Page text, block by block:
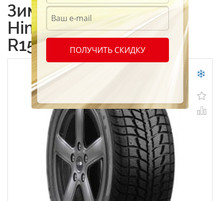
Зимние шины Federal
Himalaya WS2 185/55
R15 86HПОЛУЧИТЬ СКИДКУ